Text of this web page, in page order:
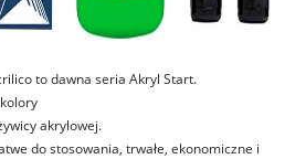
to dawna seria Akryl Start.
akrylowej.
do stosowania, trwałe, ekonomiczne i